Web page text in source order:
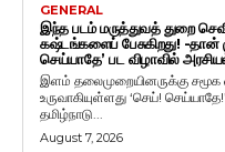
GENERAL
இந்த படம் மருத்துவத் துறை
கஷ்டங்களைப் பேசுகிறது! -தான்
செய்யாதே’ பட விழாவில்
இளம் தலைமுறையினருக்கு சமூக
உருவாகியுள்ளது ‘செய்!
தமிழ்நாடு...
August 7, 2026